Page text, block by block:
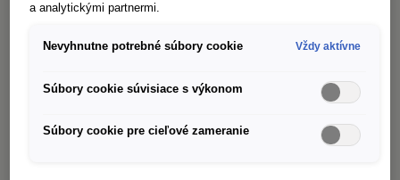
Viac priestoru, viac komfortu - pre vás a váš tím.
zabezpečujú oveľa uvoľnenejší zážitok z jazdy.
Výhody rýchlo oceníte najmä na dlhých jazdách
alebo pri častom nastupovaní a vystupovaní z
a analytickými partnermi.
Nevyhnutne potrebné súbory cookie Vždy aktívne
Súbory cookie súvisiace s výkonom
Súbory cookie pre cieľové zameranie